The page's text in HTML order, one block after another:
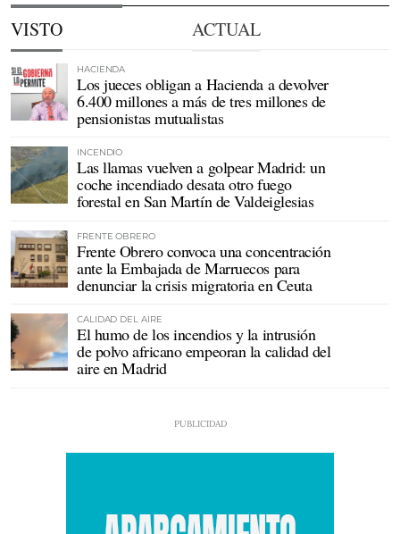
VISTO ACTUAL
HACIENDA
Los jueces obligan a Hacienda a devolver
6.400 millones a más de tres millones de
pensionistas mutualistas
INCENDIO
Las llamas vuelven a golpear Madrid: un
coche incendiado desata otro fuego
forestal en San Martín de Valdeiglesias
FRENTE OBRERO
Frente Obrero convoca una concentración
ante la Embajada de Marruecos para
denunciar la crisis migratoria en Ceuta
CALIDAD DEL AIRE
El humo de los incendios y la intrusión
de polvo africano empeoran la calidad del
aire en Madrid